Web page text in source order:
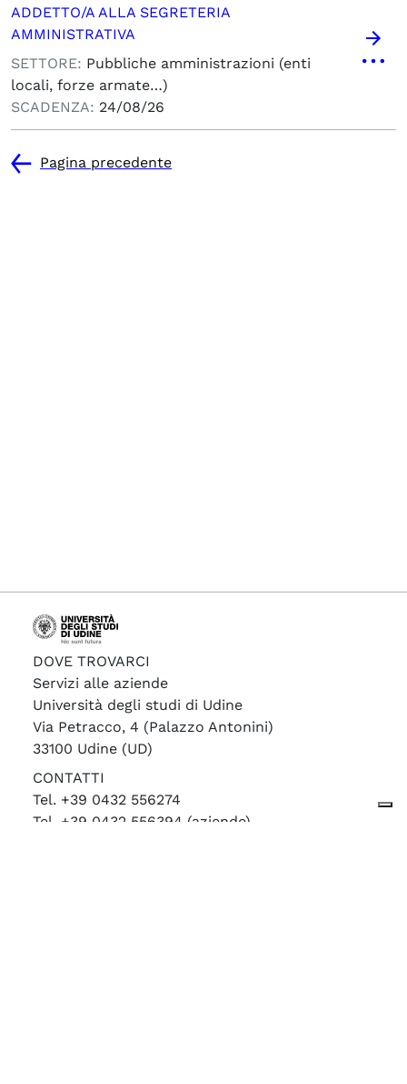
ADDETTO/A ALLA SEGRETERIA
AMMINISTRATIVA
SETTORE: Pubbliche amministrazioni (enti
locali, forze armate…)
SCADENZA: 24/08/26
Pagina precedente
DOVE TROVARCI
Servizi alle aziende
Università degli studi di Udine
Via Petracco, 4 (Palazzo Antonini)
33100 Udine (UD)
CONTATTI
Tel. +39 0432 556274
Tel. +39 0432 556394 (aziende)